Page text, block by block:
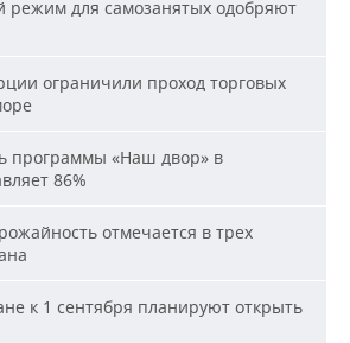
режим для самозанятых одобряют
ограничили проход торговых
программы «Наш двор» в
86%
отмечается в трех
к 1 сентября планируют открыть